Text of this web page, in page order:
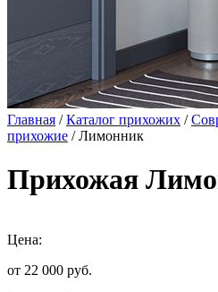
Главная /Каталог прихожих /
прихожие / Лимонник
Прихожая
Цена:
от 22 000 руб.